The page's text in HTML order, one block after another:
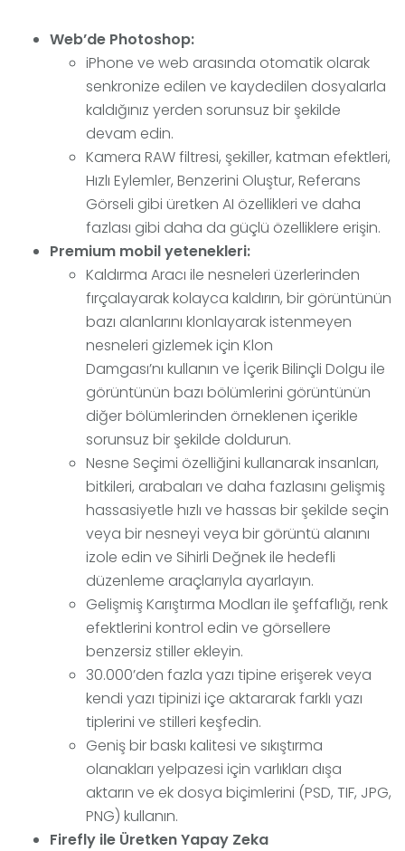
Web’de Photoshop:
iPhone ve web arasında otomatik olarak
senkronize edilen ve kaydedilen dosyalarla
kaldığınız yerden sorunsuz bir şekilde
devam edin.
Kamera RAW filtresi, şekiller, katman efektleri,
Hızlı Eylemler, Benzerini Oluştur, Referans
Görseli gibi üretken AI özellikleri ve daha
fazlası gibi daha da güçlü özelliklere erişin.
Premium mobil yetenekleri:
Kaldırma Aracı ile nesneleri üzerlerinden
fırçalayarak kolayca kaldırın, bir görüntünün
bazı alanlarını klonlayarak istenmeyen
nesneleri gizlemek için Klon
Damgası’nı kullanın ve İçerik Bilinçli Dolgu ile
görüntünün bazı bölümlerini görüntünün
diğer bölümlerinden örneklenen içerikle
sorunsuz bir şekilde doldurun.
Nesne Seçimi özelliğini kullanarak insanları,
bitkileri, arabaları ve daha fazlasını gelişmiş
hassasiyetle hızlı ve hassas bir şekilde seçin
veya bir nesneyi veya bir görüntü alanını
izole edin ve Sihirli Değnek ile hedefli
düzenleme araçlarıyla ayarlayın.
Gelişmiş Karıştırma Modları ile şeffaflığı, renk
efektlerini kontrol edin ve görsellere
benzersiz stiller ekleyin.
30.000’den fazla yazı tipine erişerek veya
kendi yazı tipinizi içe aktararak farklı yazı
tiplerini ve stilleri keşfedin.
Geniş bir baskı kalitesi ve sıkıştırma
olanakları yelpazesi için varlıkları dışa
aktarın ve ek dosya biçimlerini (PSD, TIF, JPG,
PNG) kullanın.
Firefly ile Üretken Yapay Zeka